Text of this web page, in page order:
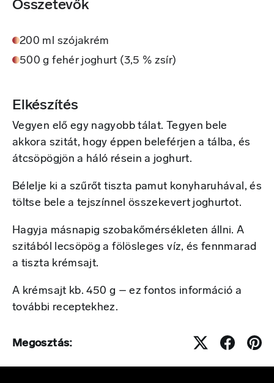
Összetevők
200 ml szójakrém
500 g fehér joghurt (3,5 % zsír)
Elkészítés
Vegyen elő egy nagyobb tálat. Tegyen bele
akkora szitát, hogy éppen beleférjen a tálba, és
átcsöpögjön a háló résein a joghurt.
Bélelje ki a szűrőt tiszta pamut konyharuhával, és
töltse bele a tejszínnel összekevert joghurtot.
Hagyja másnapig szobakőmérsékleten állni. A
szitából lecsöpög a fölösleges víz, és fennmarad
a tiszta krémsajt.
A krémsajt kb. 450 g – ez fontos információ a
további receptekhez.
Megosztás: